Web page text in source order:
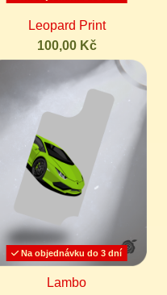
Leopard Print
100,00 Kč
Na objednávku do 3 dní
Lambo